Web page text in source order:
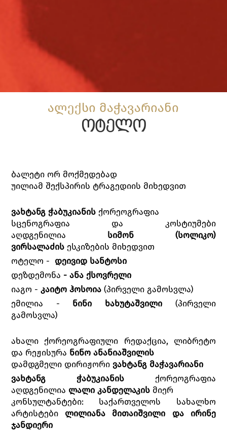
ალექსი მაჭავარიანი
ოტელო
ბალეტი ორ მოქმედებად
უილიამ შექსპირის ტრაგედიის მიხედვით
ვახტანგ ჭაბუკიანის ქორეოგრაფია
სცენოგრაფია და კოსტიუმები
აღდგენილია სიმონ (სოლიკო)
ვირსალაძის ესკიზების მიხედვით
ოტელო - დეივიდ სანტოსი
დეზდემონა - ანა ქსოვრელი
იაგო -კაიტო ჰოსოია(პირველი გამოსვლა)
ემილია - ნინი ხახუტაშვილი (პირველი
გამოსვლა)
ახალი ქორეოგრაფიული რედაქცია, ლიბრეტო
და რეჟისურა ნინო ანანიაშვილის
დამდგმელი დირიჟორი ვახტანგ მაჭავარიანი
ვახტანგ ჭაბუკიანისქორეოგრაფია
აღდგენილია ლალი კანდელაკის მიერ
კონსულტანტები: საქართველოს სახალხო
არტისტები ლილიანა მითაიშვილი და ირინე
ჯანდიერი